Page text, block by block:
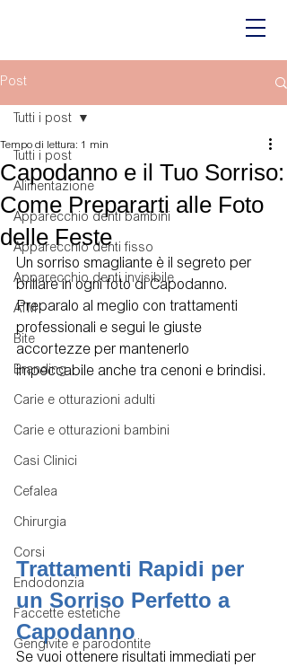
Post
Tutti i post
Alimentazione
Apparecchio denti bambini
Apparecchio denti fisso
Apparecchio denti invisibile
ATM
Bite
Branding
Carie e otturazioni adulti
Carie e otturazioni bambini
Casi Clinici
Cefalea
Chirurgia
Corsi
Endodonzia
Faccette estetiche
Gengivite e parodontite
Tutti i post
Capodanno e il Tuo Sorriso:
Come Prepararti alle Foto
delle Feste
Tempo di lettura: 1 min
Un sorriso smagliante è il segreto per
brillare in ogni foto di Capodanno.
Preparalo al meglio con trattamenti
professionali e segui le giuste
accortezze per mantenerlo
impeccabile anche tra cenoni e brindisi.
Trattamenti Rapidi per
un Sorriso Perfetto a
Capodanno
Se vuoi ottenere risultati immediati per